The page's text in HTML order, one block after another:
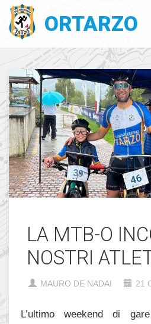
ORTARZO
LA MTB-O
NOSTRI
MAURO DE NADAI 21
L’ultimo weekend di